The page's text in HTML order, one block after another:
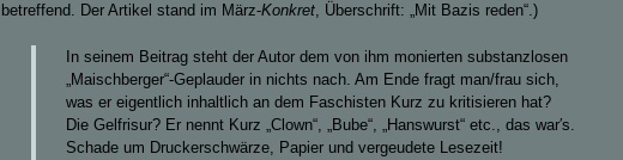
betreffend. Der Artikel stand im März-Konkret, Überschrift: „Mit Bazis reden“.)
In seinem Beitrag steht der Autor dem von ihm monierten substanzlosen
„Maischberger“-Geplauder in nichts nach. Am Ende fragt man/frau sich,
was er eigentlich inhaltlich an dem Faschisten Kurz zu kritisieren hat?
Die Gelfrisur? Er nennt Kurz „Clown“, „Bube“, „Hanswurst“ etc., das war′s.
Schade um Druckerschwärze, Papier und vergeudete Lesezeit!